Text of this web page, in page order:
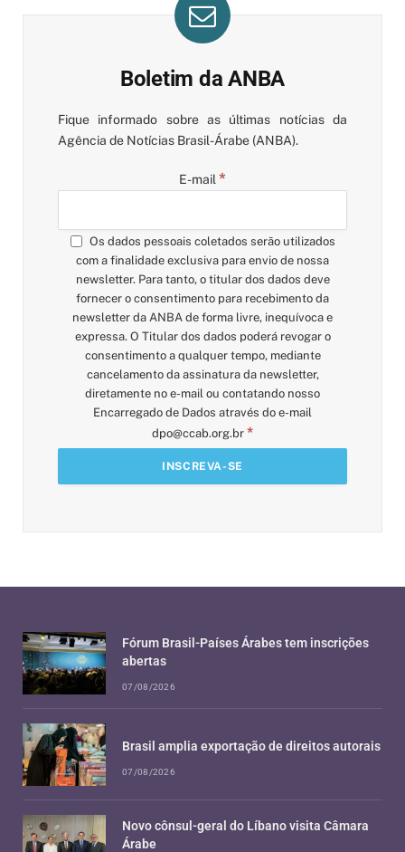
Boletim da ANBA
Fique informado sobre as últimas notícias da
Agência de Notícias Brasil-Árabe (ANBA).
E-mail *
Os dados pessoais coletados serão utilizados
com a finalidade exclusiva para envio de nossa
newsletter. Para tanto, o titular dos dados deve
fornecer o consentimento para recebimento da
newsletter da ANBA de forma livre, inequívoca e
expressa. O Titular dos dados poderá revogar o
consentimento a qualquer tempo, mediante
cancelamento da assinatura da newsletter,
diretamente no e-mail ou contatando nosso
Encarregado de Dados através do e-mail
dpo@ccab.org.br *
Fórum Brasil-Países Árabes tem inscrições
abertas
07/08/2026
Brasil amplia exportação de direitos autorais
07/08/2026
Novo cônsul-geral do Líbano visita Câmara
Árabe